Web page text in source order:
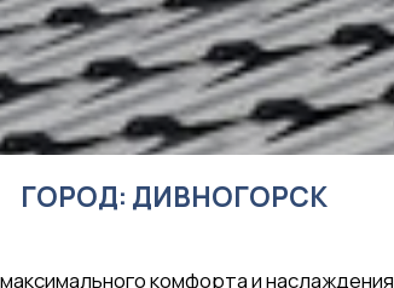
ДИВНОГОРСК
комфорта и наслаждения. Общая
отдыха с уютным диваном, где приятно
или близких. Парилка обустроена
идеальный микроклимат для
террасе с живописным видом и окунуться в